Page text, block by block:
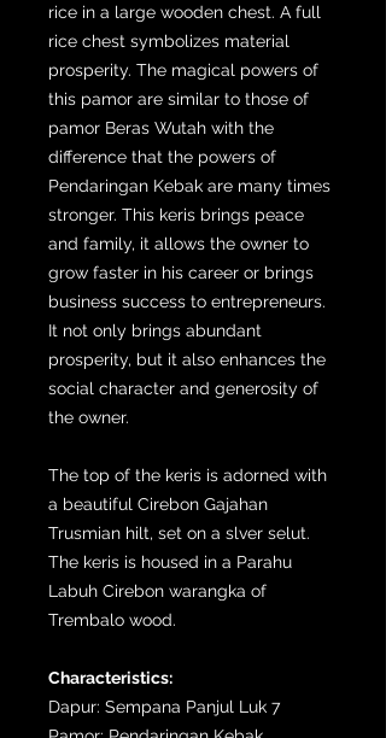
rice in a large wooden chest. A full
rice chest symbolizes material
prosperity. The magical powers of
this pamor are similar to those of
pamor Beras Wutah with the
difference that the powers of
Pendaringan Kebak are many times
stronger. This keris brings peace
and family, it allows the owner to
grow faster in his career or brings
business success to entrepreneurs.
It not only brings abundant
prosperity, but it also enhances the
social character and generosity of
the owner.
The top of the keris is adorned with
a beautiful Cirebon Gajahan
Trusmian hilt, set on a slver selut.
The keris is housed in a Parahu
Labuh Cirebon warangka of
Trembalo wood.
Characteristics:
Dapur: Sempana Panjul Luk 7